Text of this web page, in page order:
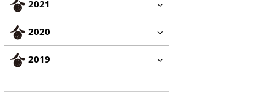
2021
2020
2019